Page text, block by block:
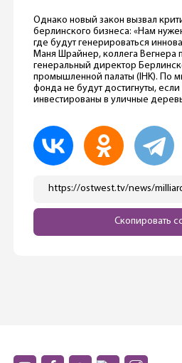
Однако новый закон вызвал
берлинского бизнеса: «Нам
где будут генерироваться
Маня Шрайнер, коллега Вегнера
генеральный директор
промышленной палаты (IHK). По
фонда не будут достигнуты,
инвестированы в уличные
Скопировать